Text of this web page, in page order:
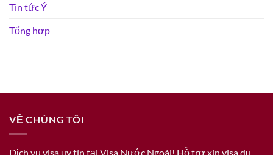
Tin tức Ý
Tổng hợp
VỀ CHÚNG TÔI
Dịch vụ visa uy tín tại Visa Nước Ngoài! Hỗ trợ xin visa du